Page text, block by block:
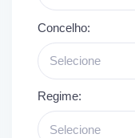
Concelho:
Selecione
Regime:
Selecione